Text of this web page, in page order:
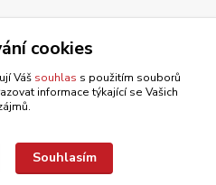
cookies
Váš souhlas s použitím souborů
informace týkající se Vašich
Souhlasím